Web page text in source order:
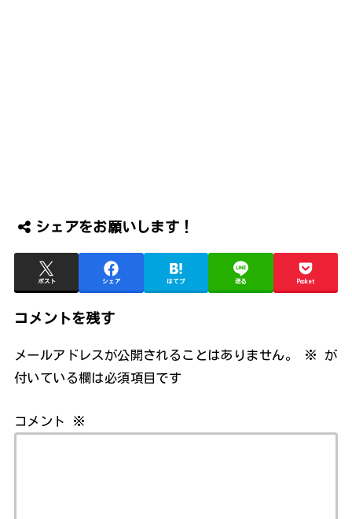
シェアをお願いします！
ポスト シェア はてブ 送る Pocket
コメントを残す
メールアドレスが公開されることはありません。 ※
が
付いている欄は必須項目です
コメント ※